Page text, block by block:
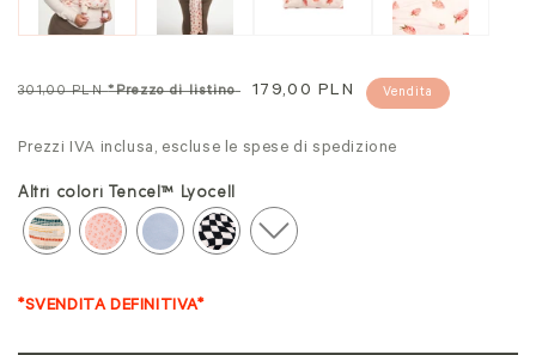
Prezzo
301,00 PLN*Prezzo di listino
Prezzo
offerta
179,00 PLN Vendita
Prezzi IVA inclusa, escluse le spese di spedizione
Altri colori Tencel™ Lyocell
*SVENDITA DEFINITIVA*